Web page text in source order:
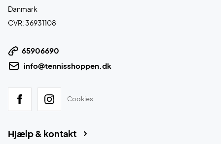
Danmark
CVR: 36931108
65906690
info@tennisshoppen.dk
Cookies
Hjælp & kontakt